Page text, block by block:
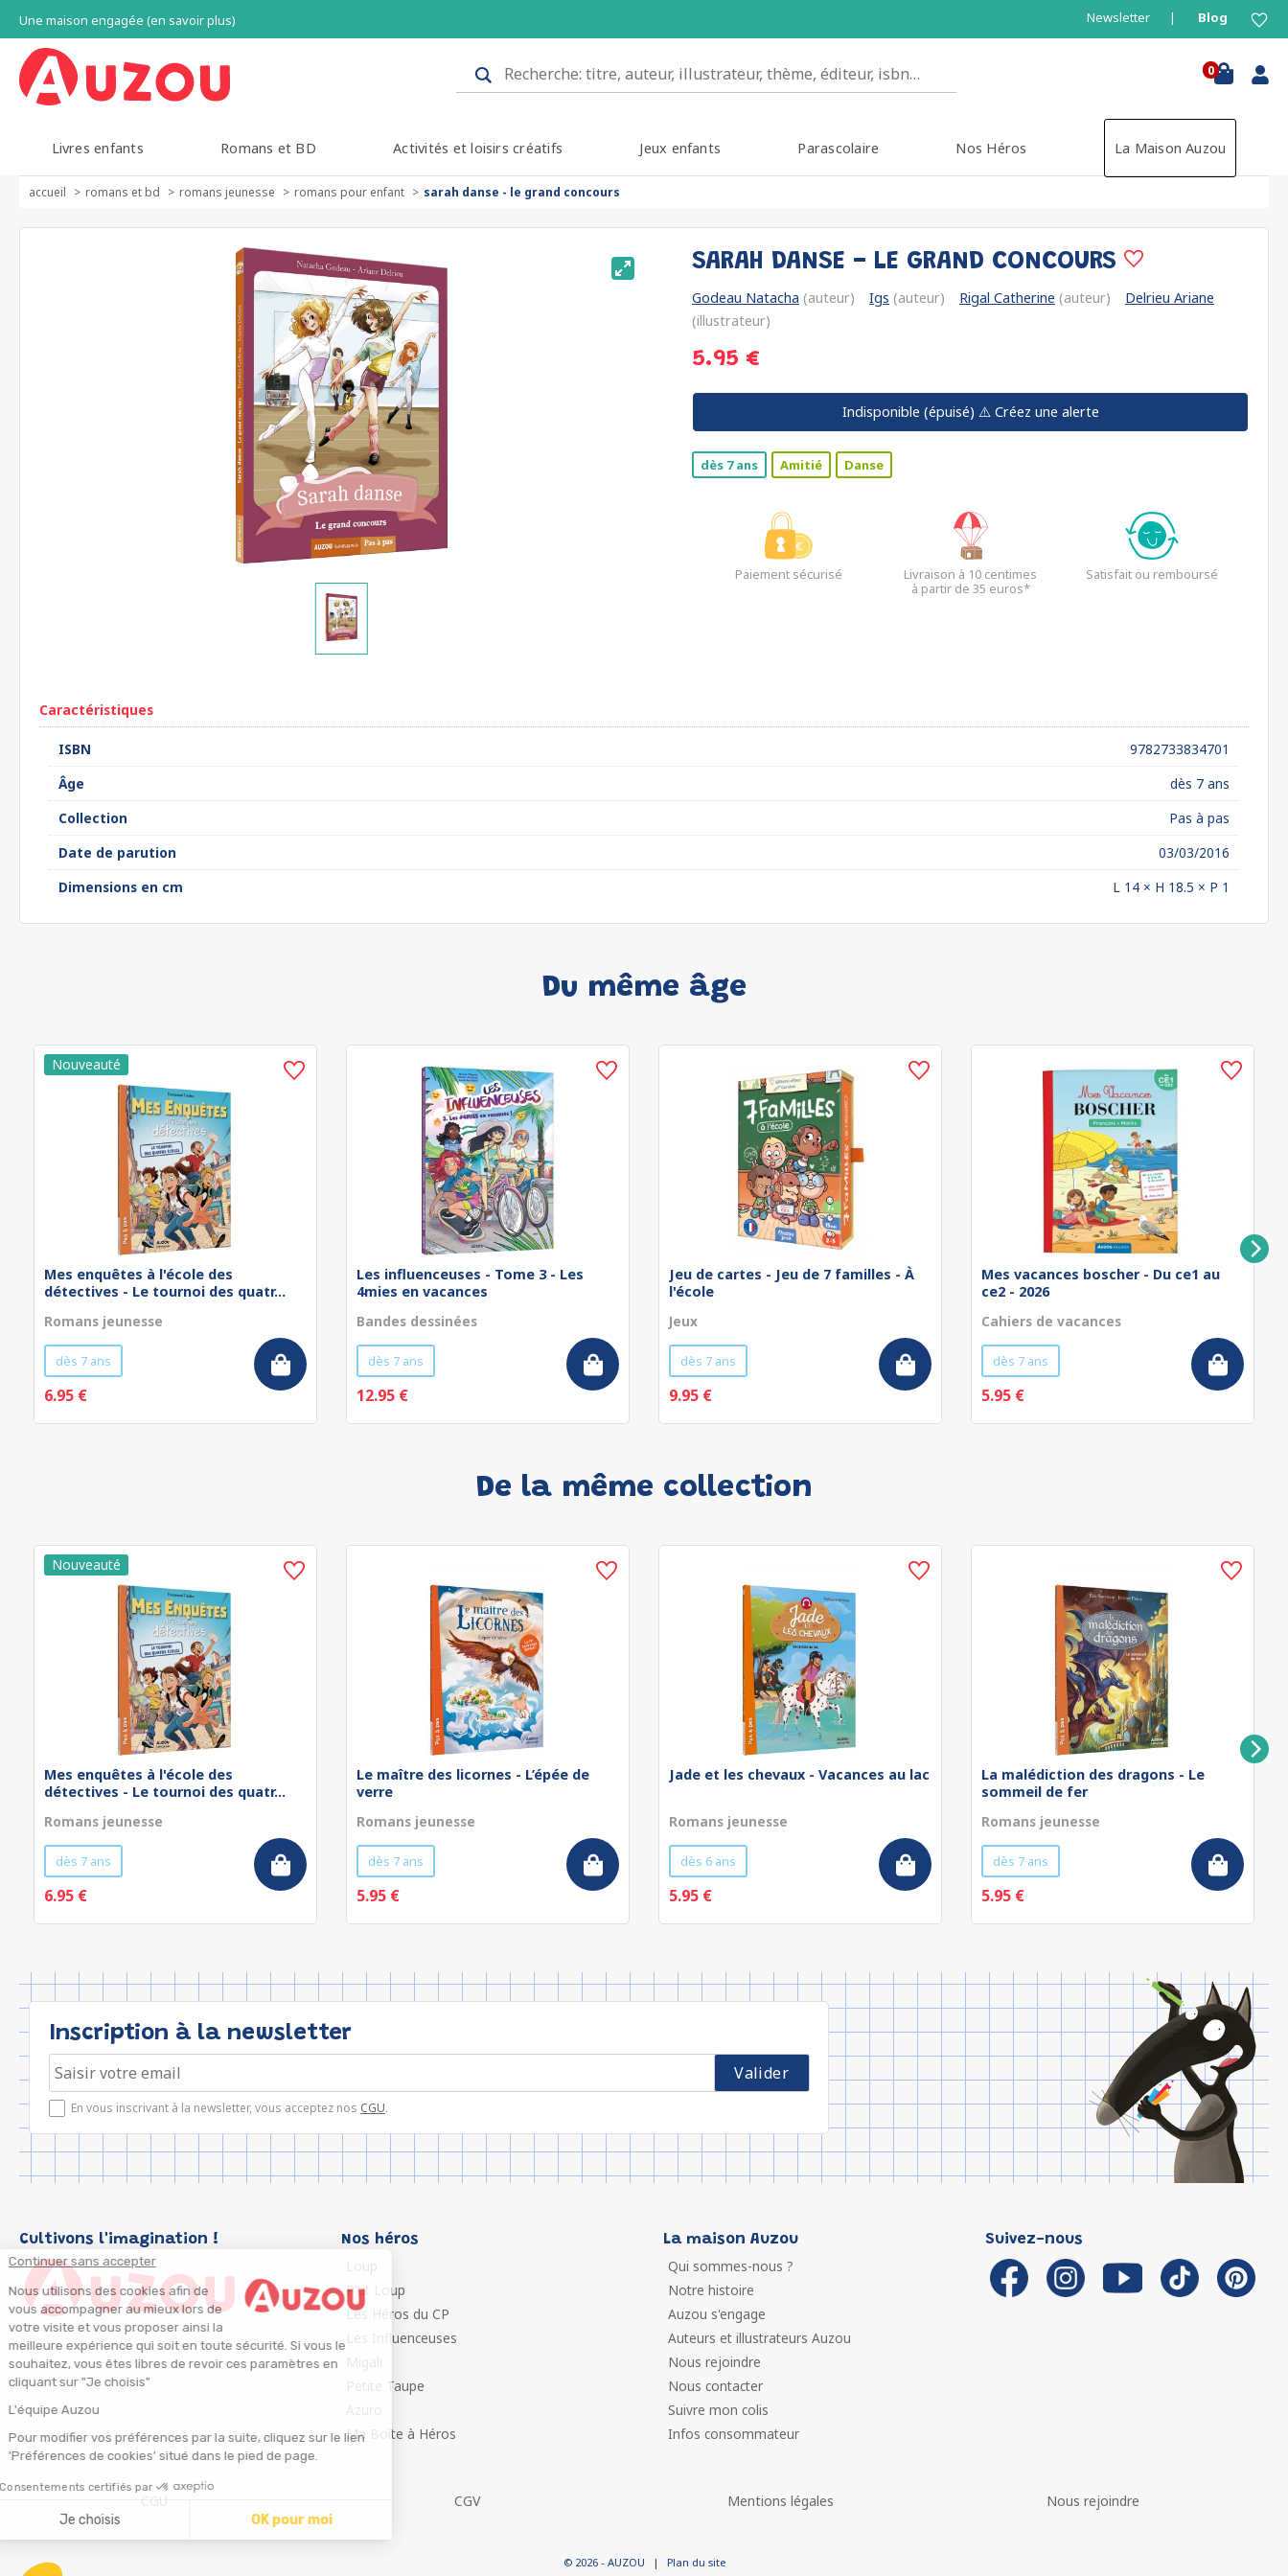
Continuer sans accepter
Nous utilisons des cookies afin de
vous accompagner au mieux lors de
votre visite et vous proposer ainsi la
meilleure expérience qui soit en toute sécurité. Si vous le
souhaitez, vous êtes libres de revoir ces paramètres en
cliquant sur "Je choisis"
L'équipe Auzou
Pour modifier vos préférences par la suite, cliquez sur le lien
'Préférences de cookies' situé dans le pied de page.
Consentements certifiés par
Je choisis OK pour moi
Une maison engagée (en savoir plus) Newsletter Blog
0
Livres enfants Romans et BD Activités et loisirs créatifs Jeux enfants Parascolaire Nos Héros La Maison Auzou
accueil romans et bd romans jeunesse romans pour enfant sarah danse - le grand concours
SARAH DANSE - LE GRAND CONCOURS
Godeau Natacha (auteur) Igs (auteur) Rigal Catherine (auteur)
Delrieu Ariane
(illustrateur)
5.95 €
Indisponible (épuisé) ⚠️ Créez une alerte
dès 7 ans Amitié Danse
Paiement sécurisé
Livraison à 10 centimes
à partir de 35 euros*
Satisfait ou remboursé
Caractéristiques
ISBN
9782733834701
Âge
dès 7 ans
Collection
Pas à pas
Date de parution
03/03/2016
Dimensions en cm
L 14 × H 18.5 × P 1
Du même âge
Mes enquêtes à l'école des
détectives - Le tournoi des quatr...
Romans jeunesse
dès 7 ans
6.95 €
Les influenceuses - Tome 3 - Les
4mies en vacances
Bandes dessinées
dès 7 ans
12.95 €
Jeu de cartes - Jeu de 7 familles - À
l'école
Jeux
dès 7 ans
9.95 €
Mes vacances boscher - Du ce1 au
ce2 - 2026
Cahiers de vacances
dès 7 ans
5.95 €
De la même collection
Mes enquêtes à l'école des
détectives - Le tournoi des quatr...
Romans jeunesse
dès 7 ans
6.95 €
Le maître des licornes - L’épée de
verre
Romans jeunesse
dès 7 ans
5.95 €
Jade et les chevaux - Vacances au lac
Romans jeunesse
dès 6 ans
5.95 €
La malédiction des dragons - Le
sommeil de fer
Romans jeunesse
dès 7 ans
5.95 €
Inscription à la newsletter
En vous inscrivant à la newsletter, vous acceptez nos CGU.
Cultivons l'imagination ! Nos héros
P'tit Loup
Les Héros du CP
Les Influenceuses
Petite Taupe
Ma Boîte à Héros
La maison Auzou
Qui sommes-nous ?
Notre histoire
Auzou s'engage
Auteurs et illustrateurs Auzou
Nous rejoindre
Nous contacter
Suivre mon colis
Infos consommateur
Suivez-nous
CGU CGV Mentions légales Nous rejoindre
© 2026 - AUZOU | Plan du site